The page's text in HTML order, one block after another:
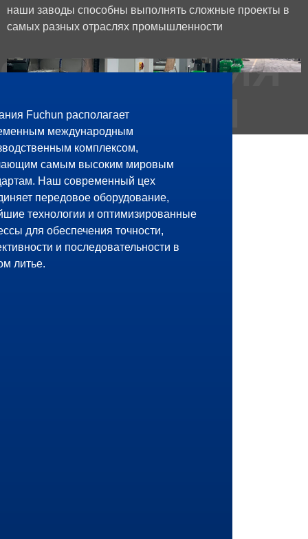
наши заводы способны выполнять сложные проекты в
самых разных отраслях промышленности
ФИЛОСОФИЯ
КОМПАНИИ
Fuchun располагает
международным
комплексом,
самым высоким мировым
Наш современный цех
передовое оборудование,
технологии и оптимизированные
для обеспечения точности,
и последовательности в
литье.